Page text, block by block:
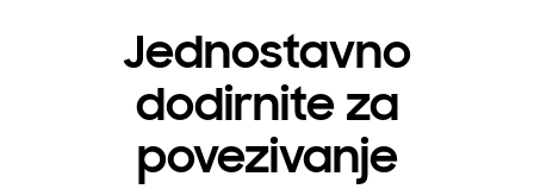
Jednostavno
dodirnite za
povezivanje